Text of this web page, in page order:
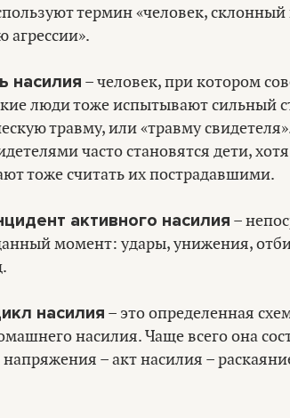
термин «человек,
агрессии».
насилия – человек, при котором
люди тоже испытывают сильный
травму, или «травму
часто становятся дети,
тоже считать их пострадавшими.
активного насилия –
момент: удары, унижения,
насилия – это определенная
насилия. Чаще всего она
напряжения – акт насилия –